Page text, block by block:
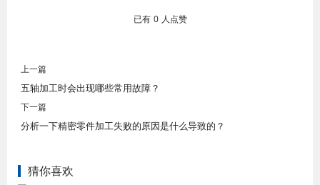
已有 0 人点赞
上一篇
五轴加工时会出现哪些常用故障？
下一篇
分析一下精密零件加工失败的原因是什么导致的？
猜你喜欢